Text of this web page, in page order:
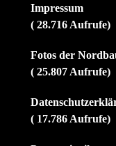
Impressum
( 28.716 Aufrufe)
Fotos der
( 25.807 Aufrufe)
( 17.786 Aufrufe)